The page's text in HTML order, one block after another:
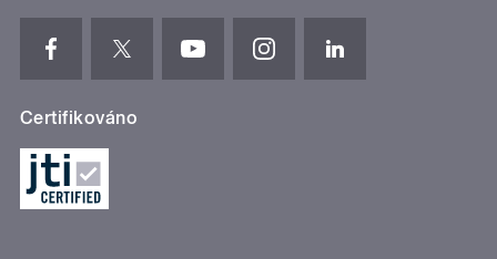
Certifikováno